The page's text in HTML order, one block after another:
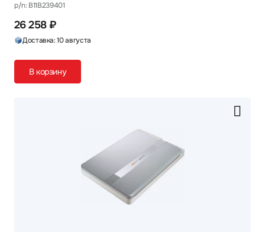
p/n: B11B239401
26 258 ₽
Доставка: 10 августа
В корзину